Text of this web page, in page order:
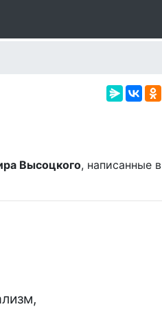
Высоцкого, написанные в